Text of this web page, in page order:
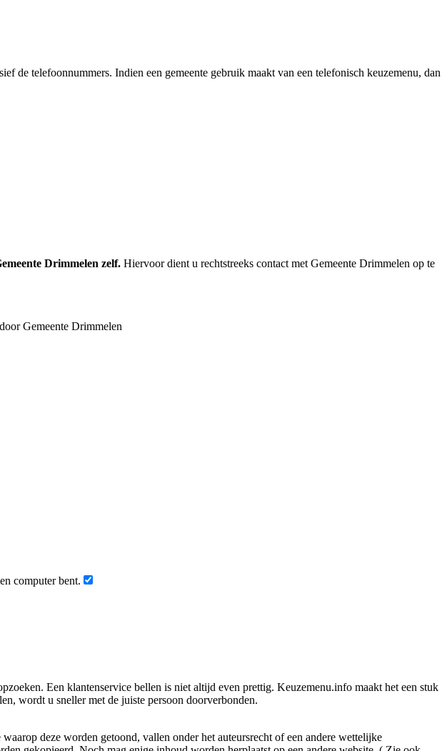
de telefoonnummers. Indien een gemeente gebruik maakt van een telefonisch keuzemenu, dan
Drimmelen zelf.Hiervoor dient u rechtstreeks contact met Gemeente Drimmelen op te
Gemeente Drimmelen
computer bent.
Een klantenservice bellen is niet altijd even prettig. Keuzemenu.info maakt het een stuk
wordt u sneller met de juiste persoon doorverbonden.
deze worden getoond, vallen onder het auteursrecht of een andere wettelijke